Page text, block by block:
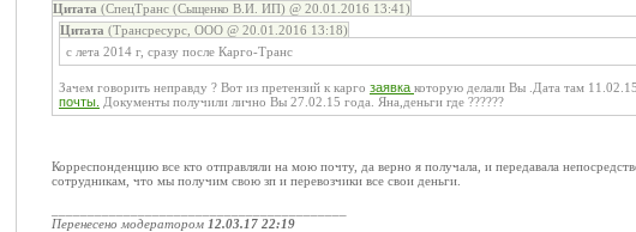
Цитата (СпецТранс (Сыщенко В.И. ИП) @ 20.01.2016 13:41)
Цитата (Трансресурс, ООО @ 20.01.2016 13:18)
с лета 2014 г, сразу после Карго-Транс
Зачем говорить неправду ? Вот из претензий к карго заявка которую делали Вы .Дата там
почты. Документы получили лично Вы 27.02.15 года. Яна,деньги где ??????
Корреспонденцию все кто отправляли на мою почту, да верно я получала, и передавала
сотрудникам, что мы получим свою зп и перевозчики все свои деньги.
Перенесено модератором 12.03.17 22:19